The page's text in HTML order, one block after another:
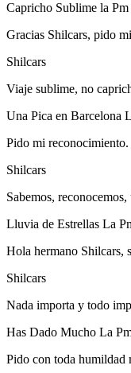
Capricho Sublime la Pm
Gracias Shilcars, pido
Shilcars
Viaje sublime, no
Una Pica en Barcelona
Pido mi reconocimiento.
Shilcars
Sabemos, reconocemos,
Lluvia de Estrellas La
Hola hermano Shilcars,
Shilcars
Nada importa y todo
Has Dado Mucho La
Pido con toda humildad